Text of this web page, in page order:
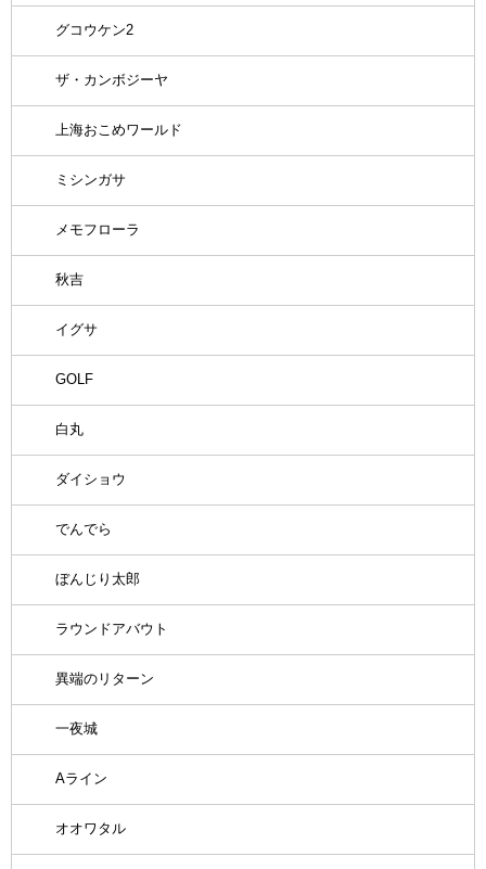
グコウケン2
ザ・カンボジーヤ
上海おこめワールド
ミシンガサ
メモフローラ
秋吉
イグサ
GOLF
白丸
ダイショウ
でんでら
ぼんじり太郎
ラウンドアバウト
異端のリターン
一夜城
Aライン
オオワタル